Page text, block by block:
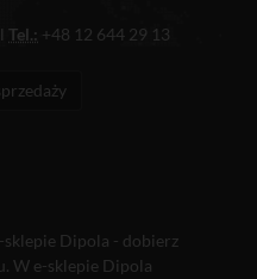
Tel.: +48 12 644 29 13
-sklepie Dipola - dobierz
W e-sklepie Dipola